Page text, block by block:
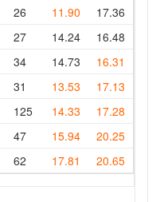
26 11.90 17.36
27 14.24 16.48
34 14.73 16.31
31 13.53 17.13
125 14.33 17.28
47 15.94 20.25
62 17.81 20.65